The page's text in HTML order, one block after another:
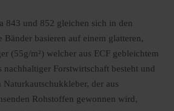
843 und 852 gleichen sich in den
Bänder basieren auf einem glatteren,
(55g/m²) welcher aus ECF gebleichtem
Forstwirtschaft besteht und
der aus
Rohstoffen gewonnen wird,